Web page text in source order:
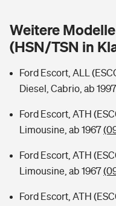
Hochwasser-Check: Wie
Wer versichert was: Jetzt
Sie haben Fragen?
Private
Zur Übersicht
Tools
Kinderunfall-Check:
Sie haben Fragen?
Rentenrechner: Wie viel
Weitere
(HSN/TSN in
Ford Escort, ALL
Diesel, Cabrio, ab 1997
Ford Escort, ATH
Limousine, ab 1967
Ford Escort, ATH
Limousine, ab 1967
Ford Escort, ATH